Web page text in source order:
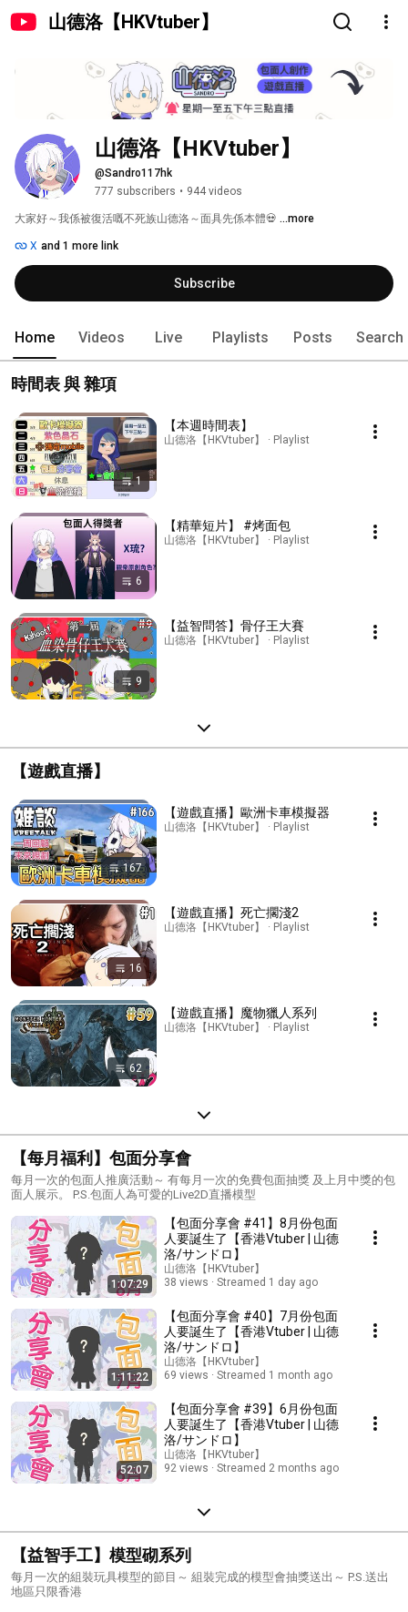
山德洛【HKVtuber】
山德洛【HKVtuber】
@Sandro117hk
777 subscribers • 944 videos
大家好～我係被復活嘅不死族山德洛～面具先係本體💀 ...more
X and 1 more link
Subscribe
Home Videos Live Playlists Posts Search
時間表 與 雜項
1
【本週時間表】
山德洛【HKVtuber】 · Playlist
6
【精華短片】 #烤面包
山德洛【HKVtuber】 · Playlist
9
【益智問答】骨仔王大賽
山德洛【HKVtuber】 · Playlist
【遊戲直播】
167
【遊戲直播】歐洲卡車模擬器
山德洛【HKVtuber】 · Playlist
16
【遊戲直播】死亡擱淺2
山德洛【HKVtuber】 · Playlist
62
【遊戲直播】魔物獵人系列
山德洛【HKVtuber】 · Playlist
【每月福利】包面分享會
每月一次的包面人推廣活動～ 有每月一次的免費包面抽獎 及上月中獎的包
面人展示。 P.S.包面人為可愛的Live2D直播模型
1:07:29
【包面分享會 #41】8月份包面
人要誕生了【香港Vtuber | 山德
洛/サンドロ】
山德洛【HKVtuber】
38 views
Streamed 1 day ago
1:11:22
【包面分享會 #40】7月份包面
人要誕生了【香港Vtuber | 山德
洛/サンドロ】
山德洛【HKVtuber】
69 views
Streamed 1 month ago
52:07
【包面分享會 #39】6月份包面
人要誕生了【香港Vtuber | 山德
洛/サンドロ】
山德洛【HKVtuber】
92 views
Streamed 2 months ago
【益智手工】模型砌系列
每月一次的組裝玩具模型的節目～ 組裝完成的模型會抽獎送出～ P.S.送出
地區只限香港